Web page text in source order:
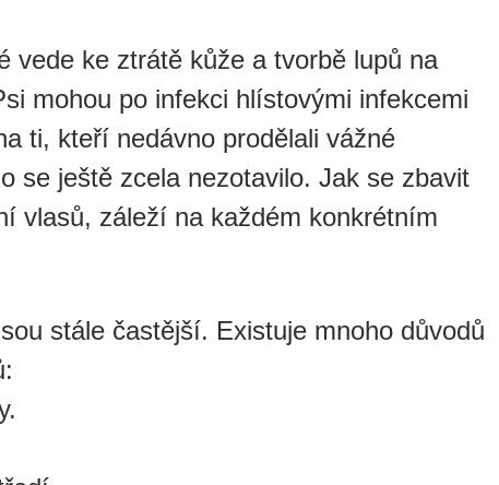
vede ke ztrátě kůže a tvorbě lupů na
mohou po infekci hlístovými infekcemi
ti, kteří nedávno prodělali vážné
se ještě zcela nezotavilo. Jak se zbavit
vlasů, záleží na každém konkrétním
stále častější. Existuje mnoho důvodů